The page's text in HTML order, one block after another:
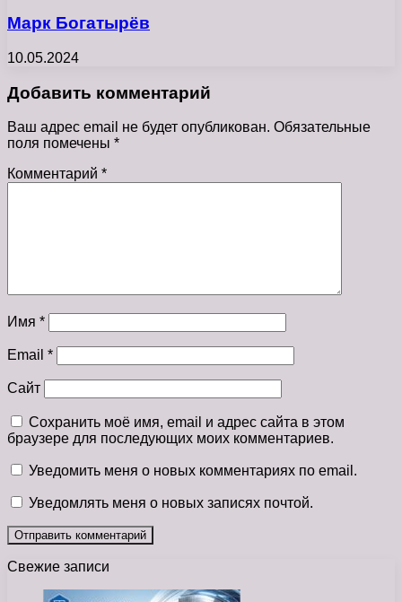
Марк Богатырёв
10.05.2024
Добавить комментарий
Ваш адрес email не будет опубликован. Обязательные
поля помечены *
Комментарий *
Имя *
Email *
Сайт
Сохранить моё имя, email и адрес сайта в этом
браузере для последующих моих комментариев.
Уведомить меня о новых комментариях по email.
Уведомлять меня о новых записях почтой.
Свежие записи